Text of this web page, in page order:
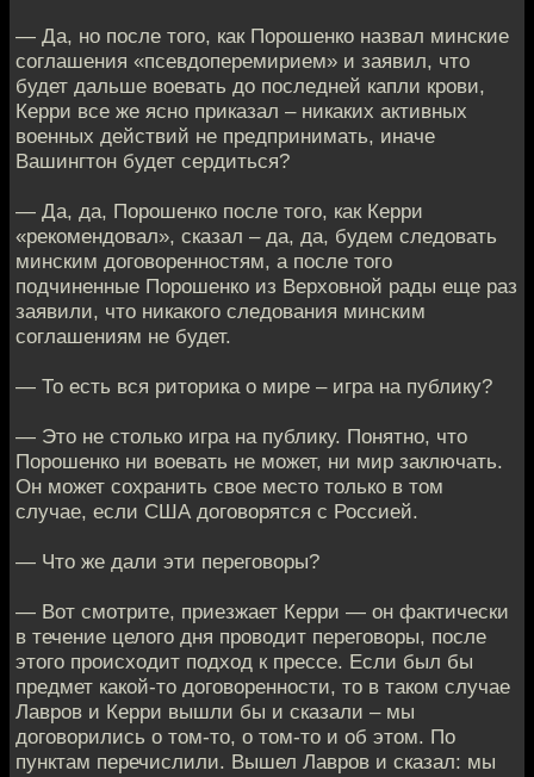
— Да, но после того, как Порошенко назвал минские
соглашения «псевдоперемирием» и заявил, что
будет дальше воевать до последней капли крови,
Керри все же ясно приказал – никаких активных
военных действий не предпринимать, иначе
Вашингтон будет сердиться?
— Да, да, Порошенко после того, как Керри
«рекомендовал», сказал – да, да, будем следовать
минским договоренностям, а после того
подчиненные Порошенко из Верховной рады еще раз
заявили, что никакого следования минским
соглашениям не будет.
— То есть вся риторика о мире – игра на публику?
— Это не столько игра на публику. Понятно, что
Порошенко ни воевать не может, ни мир заключать.
Он может сохранить свое место только в том
случае, если США договорятся с Россией.
— Что же дали эти переговоры?
— Вот смотрите, приезжает Керри — он фактически
в течение целого дня проводит переговоры, после
этого происходит подход к прессе. Если был бы
предмет какой-то договоренности, то в таком случае
Лавров и Керри вышли бы и сказали – мы
договорились о том-то, о том-то и об этом. По
пунктам перечислили. Вышел Лавров и сказал: мы